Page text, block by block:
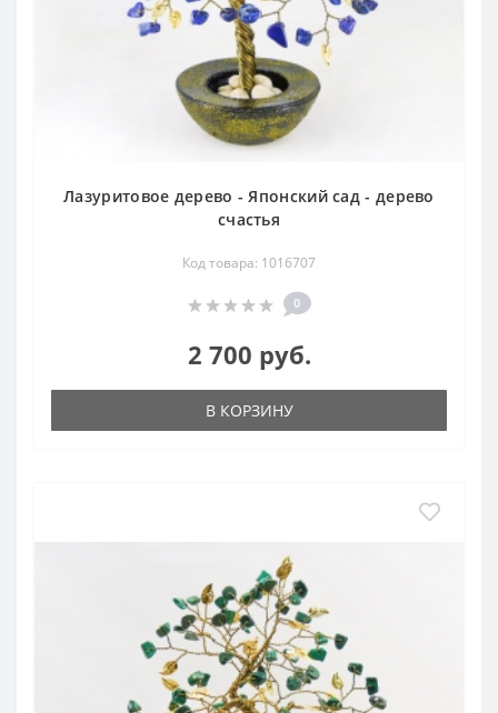
Лазуритовое дерево - Японский сад - дерево
счастья
Код товара: 1016707
0
2 700 руб.
В КОРЗИНУ